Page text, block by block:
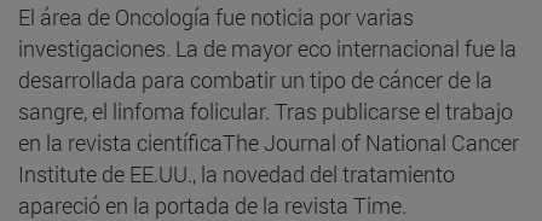
El área de Oncología fue noticia por varias
investigaciones. La de mayor eco internacional fue la
desarrollada para combatir un tipo de cáncer de la
sangre, el linfoma folicular. Tras publicarse el trabajo
en la revista científicaThe Journal of National Cancer
Institute de EE.UU., la novedad del tratamiento
apareció en la portada de la revista Time.